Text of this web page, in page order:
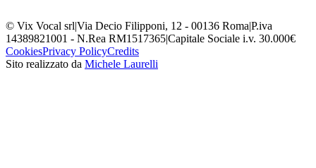
© Vix Vocal srl|Via Decio Filipponi, 12 - 00136 Roma|P.iva
14389821001 - N.Rea RM1517365|Capitale Sociale i.v. 30.000€
CookiesPrivacy PolicyCredits
Sito realizzato da Michele Laurelli